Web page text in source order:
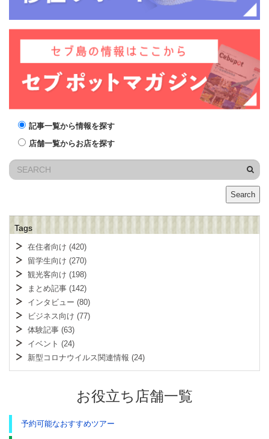
記事一覧から情報を探す
店舗一覧からお店を探す
Search
Tags
在住者向け (420)
留学生向け (270)
観光客向け (198)
まとめ記事 (142)
インタビュー (80)
ビジネス向け (77)
体験記事 (63)
イベント (24)
新型コロナウイルス関連情報 (24)
お役立ち店舗一覧
予約可能なおすすめツアー